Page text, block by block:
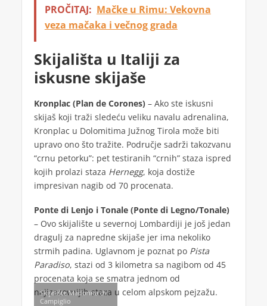
PROČITAJ: Mačke u Rimu: Vekovna
veza mačaka i večnog grada
Skijališta u Italiji za
iskusne skijaše
Kronplac (Plan de Corones)– Ako ste iskusni
skijaš koji traži sledeću veliku navalu adrenalina,
Kronplac u Dolomitima Južnog Tirola može biti
upravo ono što tražite. Područje sadrži takozvanu
“crnu petorku”: pet testiranih “crnih” staza ispred
kojih prolazi staza Hernegg, koja dostiže
impresivan nagib od 70 procenata.
Ponte di Lenjo i Tonale (Ponte di Legno/Tonale)
– Ovo skijalište u severnoj Lombardiji je još jedan
dragulj za napredne skijaše jer ima nekoliko
strmih padina. Uglavnom je poznat po Pista
Paradiso, stazi od 3 kilometra sa nagibom od 45
procenata koja se smatra jednom od
najizazovnijih staza u celom alpskom pejzažu.
Skijalište Madonna di
Campiglio